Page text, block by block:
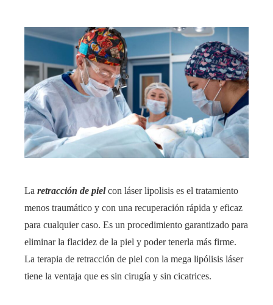
La retracción de pielcon láser lipolisis es el tratamiento
menos traumático y con una recuperación rápida y eficaz
para cualquier caso. Es un procedimiento garantizado para
eliminar la flacidez de la piel y poder tenerla más firme.
La terapia de retracción de piel con la mega lipólisis láser
tiene la ventaja que es sin cirugía y sin cicatrices.